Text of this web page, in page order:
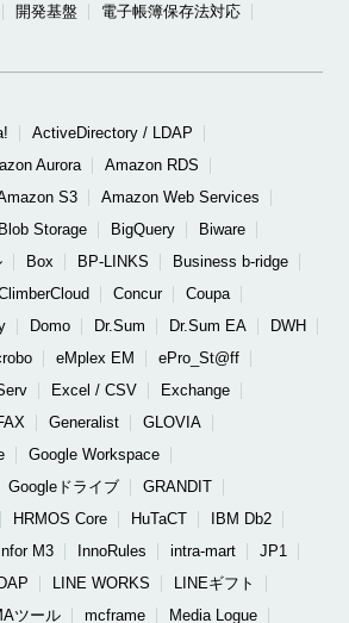
開発基盤
電子帳簿保存法対応
ActiveDirectory / LDAP
Aurora
Amazon RDS
S3
Amazon Web Services
Storage BigQuery
Biware
Box BP-LINKS
Business b-ridge
Concur
Coupa
Domo Dr.Sum Dr.Sum EA
DWH
eMplex EM
ePro_St@ff
Excel / CSV
Exchange
Generalist
GLOVIA
Google Workspace
Googleドライブ
GRANDIT
HRMOS Core HuTaCT
IBM Db2
Infor M3 InnoRules intra-mart
JP1
LINE WORKS
LINEギフト
ツール mcframe
Media Logue